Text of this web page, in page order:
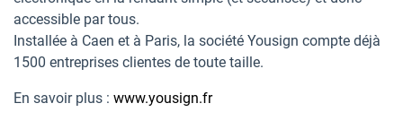
accessible par tous.
Installée à Caen et à Paris, la société Yousign compte déjà
1500 entreprises clientes de toute taille.
En savoir plus : www.yousign.fr